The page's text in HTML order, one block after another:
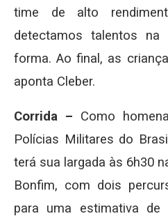
time de alto
detectamos talentos na
forma. Ao final, as
aponta Cleber.
Corrida – Como
Polícias Militares do
terá sua largada às 6h30
Bonfim, com dois
para uma estimativa de